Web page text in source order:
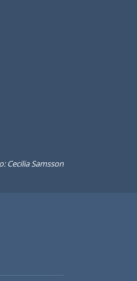
Cecilia Samsson